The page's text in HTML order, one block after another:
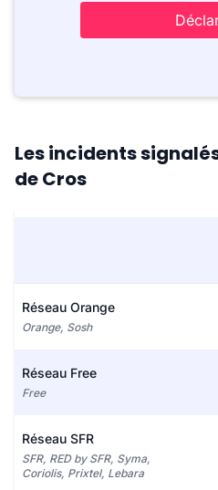
Les incidents
de Cros
Réseau Orange
Orange, Sosh
Réseau Free
Free
Réseau SFR
SFR, RED by SFR, Syma,
Coriolis, Prixtel, Lebara